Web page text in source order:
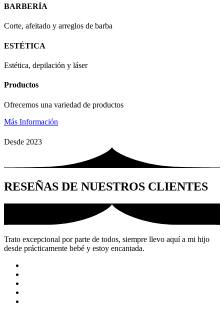
BARBERÍA
Corte, afeitado y arreglos de barba
ESTÉTICA
Estética, depilación y láser
Productos
Ofrecemos una variedad de productos
Más Información
Desde 2023
RESEÑAS DE NUESTROS CLIENTES
Trato excepcional por parte de todos, siempre llevo aquí a mi hijo
desde prácticamente bebé y estoy encantada.